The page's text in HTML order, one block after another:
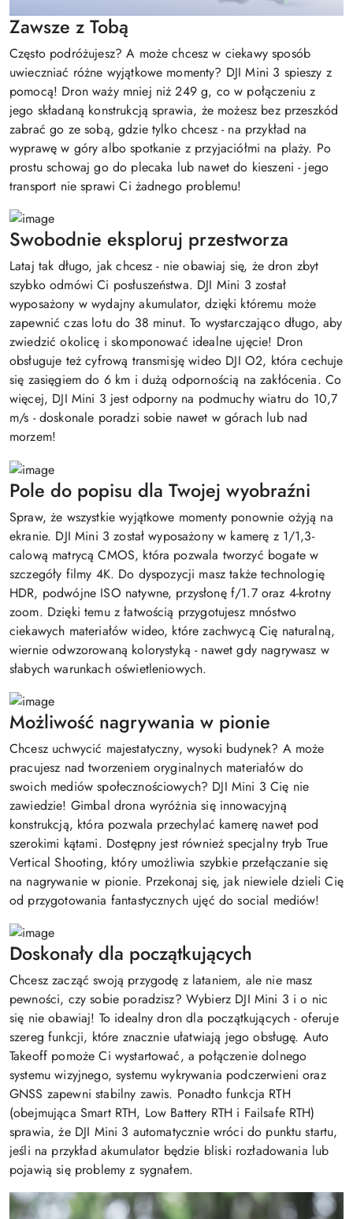
Zawsze z Tobą
Często podróżujesz? A może chcesz w ciekawy sposób
uwieczniać różne wyjątkowe momenty? DJI Mini 3 spieszy z
pomocą! Dron waży mniej niż 249 g, co w połączeniu z
jego składaną konstrukcją sprawia, że możesz bez przeszkód
zabrać go ze sobą, gdzie tylko chcesz - na przykład na
wyprawę w góry albo spotkanie z przyjaciółmi na plaży. Po
prostu schowaj go do plecaka lub nawet do kieszeni - jego
transport nie sprawi Ci żadnego problemu!
Swobodnie eksploruj przestworza
Lataj tak długo, jak chcesz - nie obawiaj się, że dron zbyt
szybko odmówi Ci posłuszeństwa. DJI Mini 3 został
wyposażony w wydajny akumulator, dzięki któremu może
zapewnić czas lotu do 38 minut. To wystarczająco długo, aby
zwiedzić okolicę i skomponować idealne ujęcie! Dron
obsługuje też cyfrową transmisję wideo DJI O2, która cechuje
się zasięgiem do 6 km i dużą odpornością na zakłócenia. Co
więcej, DJI Mini 3 jest odporny na podmuchy wiatru do 10,7
m/s - doskonale poradzi sobie nawet w górach lub nad
morzem!
Pole do popisu dla Twojej wyobraźni
Spraw, że wszystkie wyjątkowe momenty ponownie ożyją na
ekranie. DJI Mini 3 został wyposażony w kamerę z 1/1,3-
calową matrycą CMOS, która pozwala tworzyć bogate w
szczegóły filmy 4K. Do dyspozycji masz także technologię
HDR, podwójne ISO natywne, przysłonę f/1.7 oraz 4-krotny
zoom. Dzięki temu z łatwością przygotujesz mnóstwo
ciekawych materiałów wideo, które zachwycą Cię naturalną,
wiernie odwzorowaną kolorystyką - nawet gdy nagrywasz w
słabych warunkach oświetleniowych.
Możliwość nagrywania w pionie
Chcesz uchwycić majestatyczny, wysoki budynek? A może
pracujesz nad tworzeniem oryginalnych materiałów do
swoich mediów społecznościowych? DJI Mini 3 Cię nie
zawiedzie! Gimbal drona wyróżnia się innowacyjną
konstrukcją, która pozwala przechylać kamerę nawet pod
szerokimi kątami. Dostępny jest również specjalny tryb True
Vertical Shooting, który umożliwia szybkie przełączanie się
na nagrywanie w pionie. Przekonaj się, jak niewiele dzieli Cię
od przygotowania fantastycznych ujęć do social mediów!
Doskonały dla początkujących
Chcesz zacząć swoją przygodę z lataniem, ale nie masz
pewności, czy sobie poradzisz? Wybierz DJI Mini 3 i o nic
się nie obawiaj! To idealny dron dla początkujących - oferuje
szereg funkcji, które znacznie ułatwiają jego obsługę. Auto
Takeoff pomoże Ci wystartować, a połączenie dolnego
systemu wizyjnego, systemu wykrywania podczerwieni oraz
GNSS zapewni stabilny zawis. Ponadto funkcja RTH
(obejmująca Smart RTH, Low Battery RTH i Failsafe RTH)
sprawia, że DJI Mini 3 automatycznie wróci do punktu startu,
jeśli na przykład akumulator będzie bliski rozładowania lub
pojawią się problemy z sygnałem.